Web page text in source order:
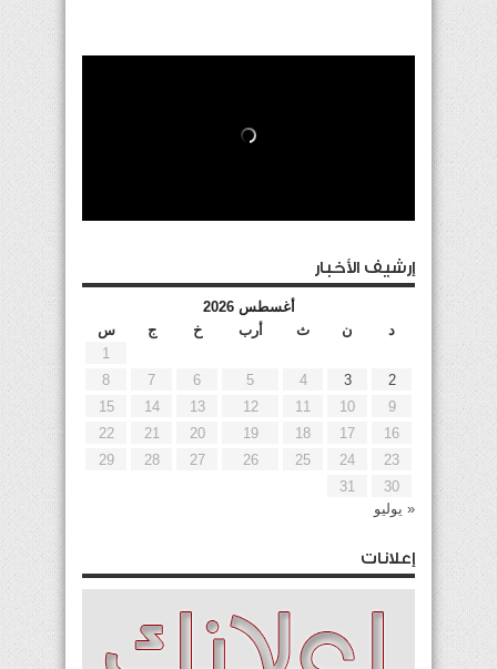
إرشيف الأخبار
أغسطس 2026
د
ن ث أرب خ ج
س
1
2
3
4
5
6
7
8
9
10
11
12
13
14
15
16
17
18
19
20
21
22
23
24
25
26
27
28
29
30
31
« يوليو
إعلانات